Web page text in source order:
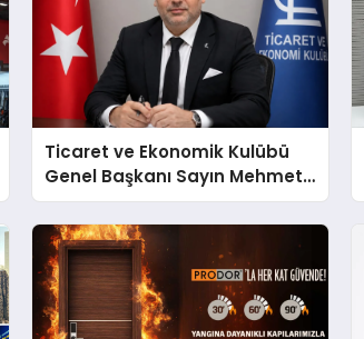
Ticaret ve Ekonomik Kulübü
Genel Başkanı Sayın Mehmet
Ulutaş, ekonomiye dair yaptığı
açıklamada şunları kaydetti: